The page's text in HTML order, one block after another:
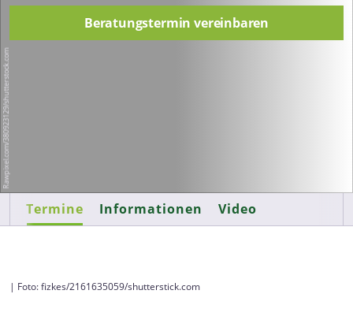
Beratungstermin vereinbaren
Rawpixel.com/380923129/shutterstock.com
Termine Informationen Video
| Foto: fizkes/2161635059/shutterstick.com